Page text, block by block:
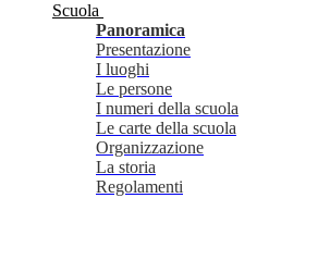
Scuola
Panoramica
Presentazione
I luoghi
Le persone
I numeri della scuola
Le carte della scuola
Organizzazione
La storia
Regolamenti